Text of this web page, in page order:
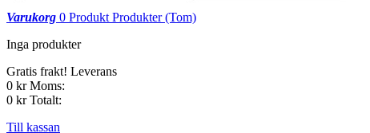
Varukorg 0 Produkt Produkter (Tom)
Inga produkter
Gratis frakt! Leverans
0 kr Moms:
0 kr Totalt:
Till kassan